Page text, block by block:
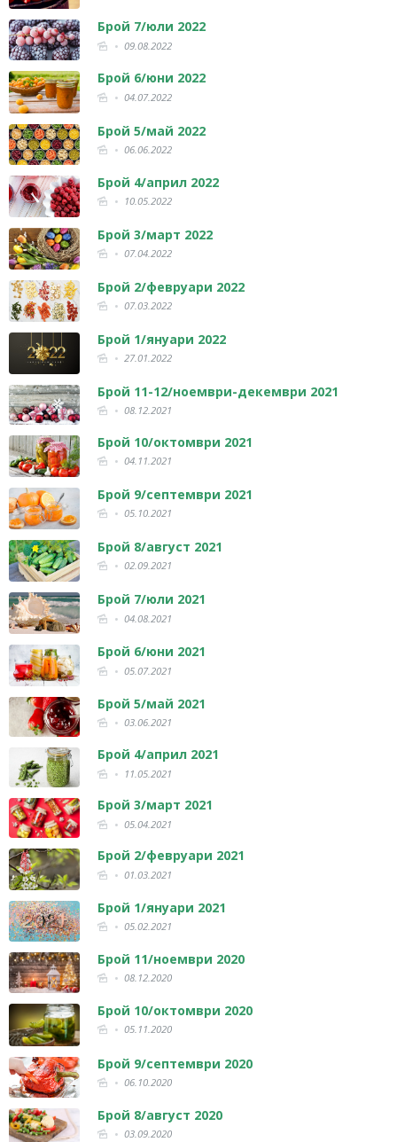
Брой 7/юли 2022
09.08.2022
Брой 6/юни 2022
04.07.2022
Брой 5/май 2022
06.06.2022
Брой 4/април 2022
10.05.2022
Брой 3/март 2022
07.04.2022
Брой 2/февруари 2022
07.03.2022
Брой 1/януари 2022
27.01.2022
Брой 11-12/ноември-декември 2021
08.12.2021
Брой 10/октомври 2021
04.11.2021
Брой 9/септември 2021
05.10.2021
Брой 8/август 2021
02.09.2021
Брой 7/юли 2021
04.08.2021
Брой 6/юни 2021
05.07.2021
Брой 5/май 2021
03.06.2021
Брой 4/април 2021
11.05.2021
Брой 3/март 2021
05.04.2021
Брой 2/февруари 2021
01.03.2021
Брой 1/януари 2021
05.02.2021
Брой 11/ноември 2020
08.12.2020
Брой 10/октомври 2020
05.11.2020
Брой 9/септември 2020
06.10.2020
Брой 8/август 2020
03.09.2020